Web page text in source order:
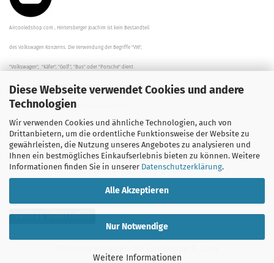
Diese Webseite verwendet Cookies und andere
Technologien
Wir verwenden Cookies und ähnliche Technologien, auch von
Drittanbietern, um die ordentliche Funktionsweise der Website zu
gewährleisten, die Nutzung unseres Angebotes zu analysieren und
Ihnen ein bestmögliches Einkaufserlebnis bieten zu können. Weitere
Informationen finden Sie in unserer Datenschutzerklärung.
Alle Akzeptieren
Nur Notwendige
Weitere Informationen
Aircooledshop.com , Hintersberger Joachim ist kein Bestandteil
des Volkswagen Konzerns. Die Verwendung der Begriffe "VW",
"Volkswagen", "Käfer", "Golf", "Bus" oder "Porsche" dient
der Beschreibung der Teile und stellt in keinem Fall eine direkte
Verbindung zu dem Unternehmen "Volkswagen" her/da.
Die Beschreibungen, Zeichnungen und Angaben zur
Verwendung sind sorgfältig überprüft worden.
Vertrag widerrufen